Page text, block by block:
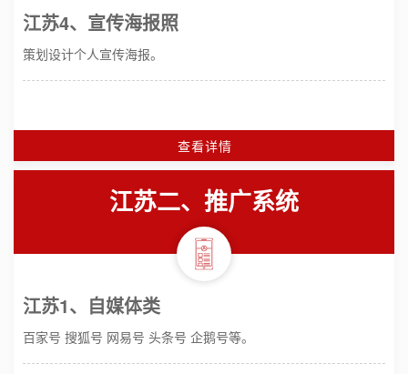
江苏4、宣传海报照
策划设计个人宣传海报。
查看详情
江苏二、推广系统
江苏1、自媒体类
百家号 搜狐号 网易号 头条号 企鹅号等。